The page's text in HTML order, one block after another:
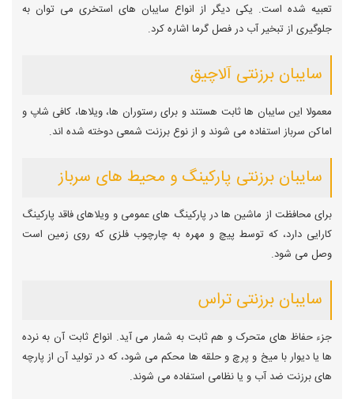
تعبیه شده است. یکی دیگر از انواع سایبان های استخری می توان به
جلوگیری از تبخیر آب در فصل گرما اشاره کرد.
سایبان برزنتی آلاچیق
معمولا این سایبان ها ثابت هستند و برای رستوران ها، ویلاها، کافی شاپ و
اماکن سرباز استفاده می شوند و از نوع برزنت شمعی دوخته شده اند.
سایبان برزنتی پارکینگ و محیط های سرباز
برای محافظت از ماشین ها در پارکینگ های عمومی و ویلاهای فاقد پارکینگ
کارایی دارد، که توسط پیچ و مهره به چارچوب فلزی که روی زمین است
وصل می شود.
سایبان برزنتی تراس
جزء حفاظ های متحرک و هم ثابت به شمار می آید. انواع ثابت آن به نرده
ها یا دیوار با میخ و پرچ و حلقه ها محکم می شود، که در تولید آن از پارچه
های برزنت ضد آب و یا نظامی استفاده می شوند.